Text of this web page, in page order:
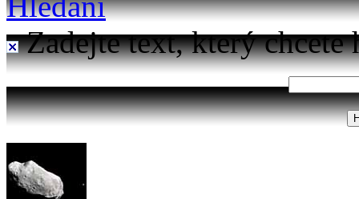
Zadejte text, který chcete